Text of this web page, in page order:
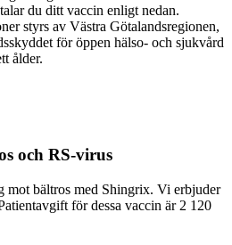
du ditt vaccin enligt nedan.
styrs av Västra Götalandsregionen,
för öppen hälso- och sjukvård
ålder.
och RS-virus
mot bältros med Shingrix. Vi erbjuder
för dessa vaccin är 2 120